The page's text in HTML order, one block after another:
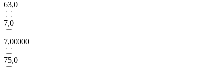
63,0
7,0
7,00000
75,0